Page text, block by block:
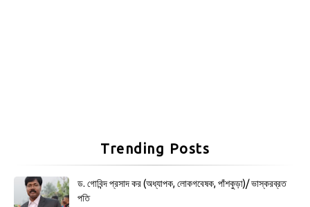
Trending Posts
ড. গোবিন্দ প্রসাদ কর (অধ্যাপক, লোকগবেষক, পাঁশকুড়া)/ ভাস্করব্রত
পতি